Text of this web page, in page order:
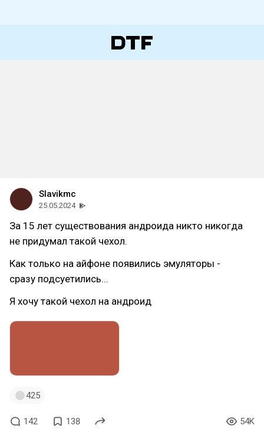
Slavikmc
25.05.2024
За 15 лет существования андроида никто никогда
не придумал такой чехол.
Как только на айфоне появились эмуляторы -
сразу подсуетились...
Я хочу такой чехол на андроид
425
142 138 54K